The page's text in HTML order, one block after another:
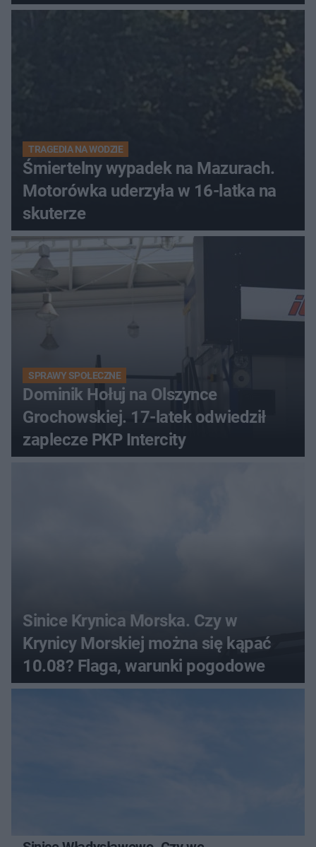
szpitala
TRAGEDIA NA WODZIE
Śmiertelny wypadek na Mazurach.
Motorówka uderzyła w 16-latka na
skuterze
SPRAWY SPOŁECZNE
Dominik Hołuj na Olszynce
Grochowskiej. 17-latek odwiedził
zaplecze PKP Intercity
Sinice Krynica Morska. Czy w
Krynicy Morskiej można się kąpać
10.08? Flaga, warunki pogodowe